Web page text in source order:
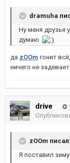
dramuha
Ну меня друзья
думаю.
да zOOm гонит
ничего не
drive
zOOm писал:
Я поставил